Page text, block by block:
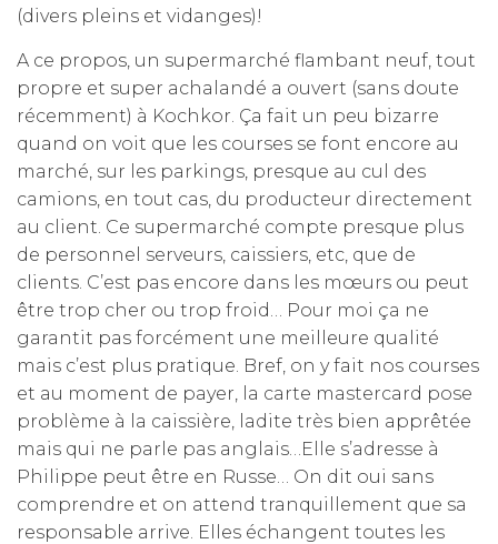
(divers pleins et vidanges)!
A ce propos, un supermarché flambant neuf, tout
propre et super achalandé a ouvert (sans doute
récemment) à Kochkor. Ça fait un peu bizarre
quand on voit que les courses se font encore au
marché, sur les parkings, presque au cul des
camions, en tout cas, du producteur directement
au client. Ce supermarché compte presque plus
de personnel serveurs, caissiers, etc, que de
clients. C’est pas encore dans les mœurs ou peut
être trop cher ou trop froid… Pour moi ça ne
garantit pas forcément une meilleure qualité
mais c’est plus pratique. Bref, on y fait nos courses
et au moment de payer, la carte mastercard pose
problème à la caissière, ladite très bien apprêtée
mais qui ne parle pas anglais…Elle s’adresse à
Philippe peut être en Russe… On dit oui sans
comprendre et on attend tranquillement que sa
responsable arrive. Elles échangent toutes les